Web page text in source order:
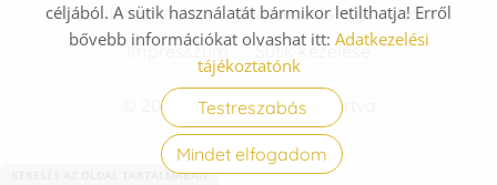
© 2026 - Minden jog fenntartva
Oldal információk
Adatkezelési tájékoztató
Impresszum
Sütik kezelése
Mindet elfogadom
Testreszabás
céljából. A sütik használatát bármikor letilthatja! Erről
bővebb információkat olvashat itt: Adatkezelési
tájékoztatónk
KERESÉS AZ OLDAL TARTALMÁBAN